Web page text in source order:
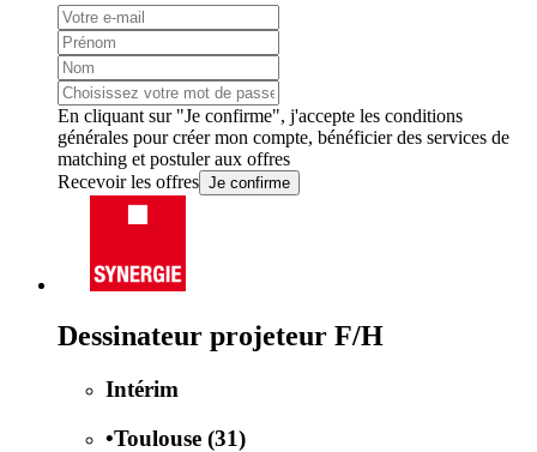
En cliquant sur "Je confirme", j'accepte les conditions
générales pour créer mon compte, bénéficier des services de
matching et postuler aux offres
Recevoir les offres Je confirme
Dessinateur projeteur F/H
Intérim
•Toulouse (31)